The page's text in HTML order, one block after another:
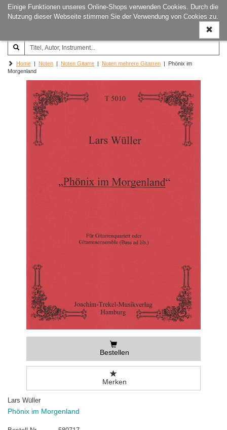
Einige Funktionen unseres Online-Shops verwenden Cookies. Durch die
Nutzung dieser Webseite stimmen Sie der Verwendung von Cookies zu.
ein-/
Joachim‐Trekel‐Musikverlag,
Hamburg
Home | Noten | Noten Gitarre | Noten mehrere Gitarren | Phönix im
Morgenland
Bestellen
Merken
Lars Wüller
Phönix im Morgenland